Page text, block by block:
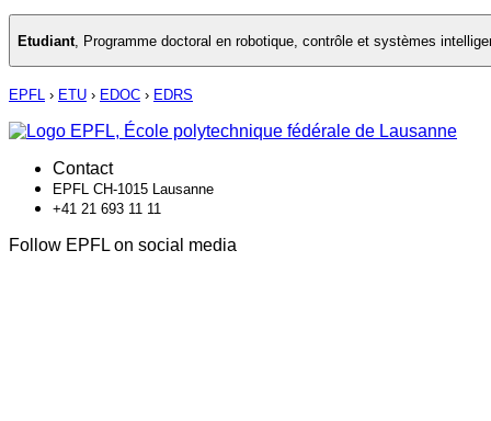
Etudiant Programme doctoral en robotique, contrôle et systèmes
EPFL › ETU › EDOC › EDRS
Contact
EPFL CH-1015 Lausanne
+41 21 693 11 11
Follow EPFL on social media